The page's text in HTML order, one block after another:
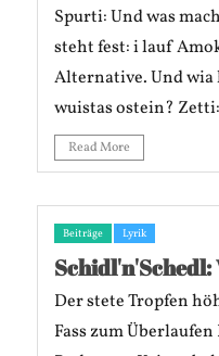
Spurti: Und was
steht fest: i lauf
Alternative. Und wia
wuistas ostein?
Read More
Beiträge Lyrik
Der stete Tropfen
Fass zum Überlaufen